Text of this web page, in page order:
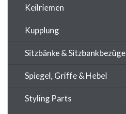
Keilriemen
Kupplung
Sitzbänke & Sitzbankbezüge
Spiegel, Griffe & Hebel
Styling Parts